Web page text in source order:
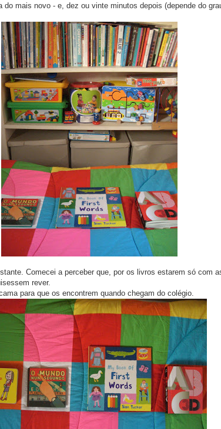
mais novo - e, dez ou vinte minutos depois (depende do
Comecei a perceber que, por os livros estarem só com
rever.
para que os encontrem quando chegam do colégio.